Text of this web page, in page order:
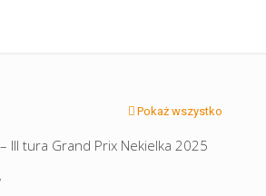
Pokaż wszystko
III tura Grand Prix Nekielka 2025